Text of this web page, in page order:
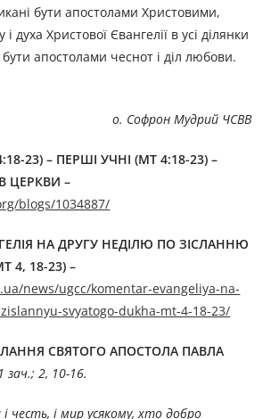
бути апостолами Христовими,
духа Христової Євангелії в усі ділянки
апостолами чеснот і діл любови.
о. Софрон Мудрий ЧСВВ
23) – ПЕРШІ УЧНІ (МТ 4:18-23) –
ЦЕРКВИ –
blogs/1034887/
НА ДРУГУ НЕДІЛЮ ПО ЗІСЛАННЮ
4, 18-23) –
news/ugcc/komentar-evangeliya-na-
svyatogo-dukha-mt-4-18-23/
СВЯТОГО АПОСТОЛА ПАВЛА
зач.; 2, 10-16.
честь, і мир усякому, хто добро